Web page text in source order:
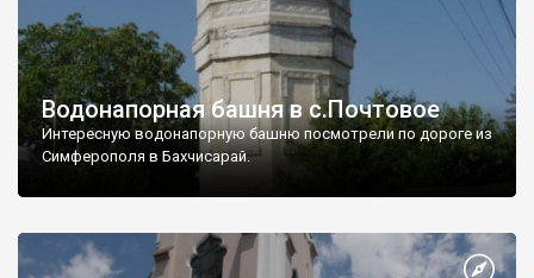
Водонапорная башня в с.Почтовое
Интересную водонапорную башню посмотрели по дороге из
Симферополя в Бахчисарай.